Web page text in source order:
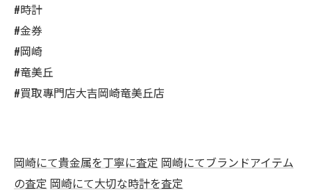
#時計
#金券
#岡崎
#竜美丘
#買取專門店大吉岡崎竜美丘店
岡崎にて貴金属を丁寧に査定 岡崎にてブランドアイテム
の査定 岡崎にて大切な時計を査定